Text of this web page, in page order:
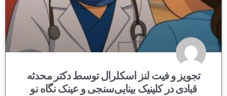
تجویز و فیت لنز اسکلرال توسط دکتر محدثه
قبادی در کلینیک بینایی‌سنجی و عینک نگاه نو